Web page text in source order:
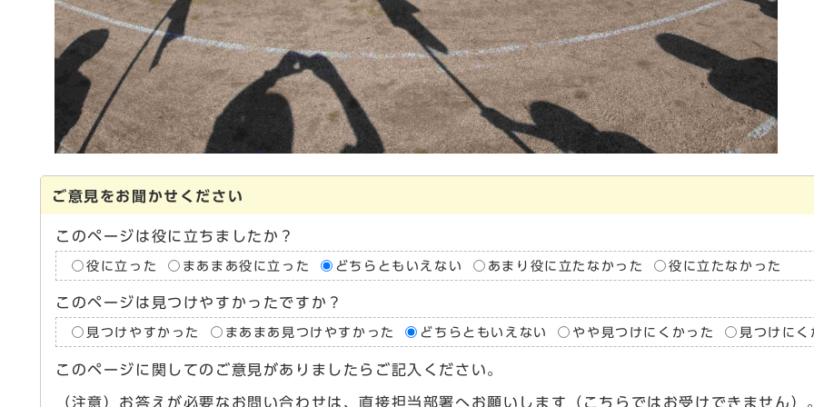
ご意見をお聞かせください
このページは役に立ちましたか？
役に立った まあまあ役に立った どちらともいえない あまり役に立たなかった 役に立たなかった
このページは見つけやすかったですか？
見つけやすかった まあまあ見つけやすかった どちらともいえない やや見つけにくかった 見つけにく
このページに関してのご意見がありましたらご記入ください。
（注意）お答えが必要なお問い合わせは、直接担当部署へお願いします（こちらではお受けできません）